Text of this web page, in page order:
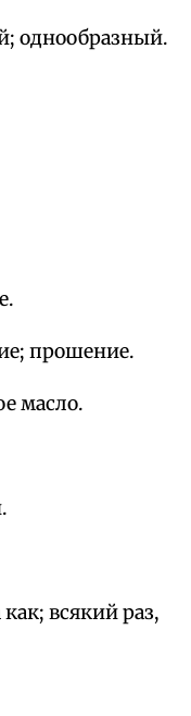
однообразный.
прошение.
масло.
всякий раз,